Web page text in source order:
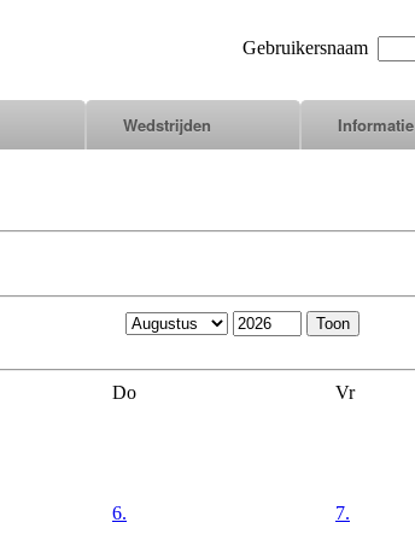
Gebruikersnaam
Wedstrijden Informatie
Do Vr
6. 7.